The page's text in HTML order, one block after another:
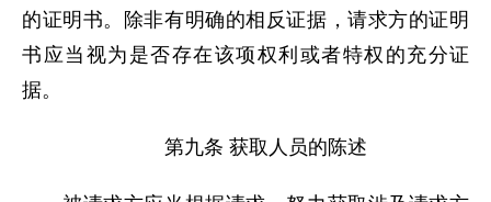
的证明书。除非有明确的相反证据，请求方的证明
书应当视为是否存在该项权利或者特权的充分证
据。
第九条 获取人员的陈述